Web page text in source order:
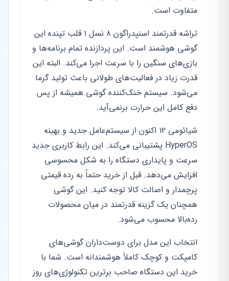
متفاوت است.
تراشه قدرتمند اسنپدراگون ۸ نسل ۱ قلب تپنده این
گوشی هوشمند است. این پردازنده تمام برنامه‌ها و
بازی‌های سنگین را با سرعت اجرا می‌کند. البته این
قدرت زیاد در فعالیت‌های طولانی باعث تولید گرما
می‌شود. سیستم خنک‌کننده گوشی همیشه از پس
دفع کامل این حرارت برنمی‌آید.
شیائومی ۱۲ اکنون از سیستم‌عامل جدید و بهینه
HyperOS پشتیبانی می‌کند. این رابط کاربری جدید
سرعت و پایداری دستگاه را به شکل محسوسی
افزایش می‌دهد. قبل از خرید حتماً به رده قیمتی
پرچمدار و اصالت کالا توجه کنید. این گوشی
همچنان یک گزینه قدرتمند در میان محصولات
رده‌بالا محسوب می‌شود.
انتخاب این مدل برای دوست‌داران گوشی‌های
کامپکت و کوچک کاملاً هوشمندانه است. شما با
خرید این دستگاه صاحب برترین تکنولوژی‌های روز